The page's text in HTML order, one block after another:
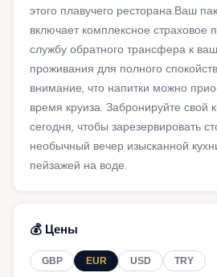
этого плавучего ресторана.Ваш
включает комплексное страховое
службу обратного трансфера к
проживания для полного
внимание, что напитки можно
время круиза. Забронируйте свой
сегодня, чтобы зарезервировать
необычный вечер изысканной
пейзажей на воде.
💰 Цены
GBP EUR USD TRY